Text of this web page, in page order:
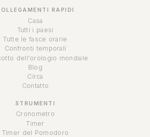
RAPIDI
Casa
Tutti i paesi
Tutte le fasce orarie
Confronti temporali
dell'orologio mondiale
Blog
Circa
Contatto
STRUMENTI
Cronometro
Timer
Timer del Pomodoro